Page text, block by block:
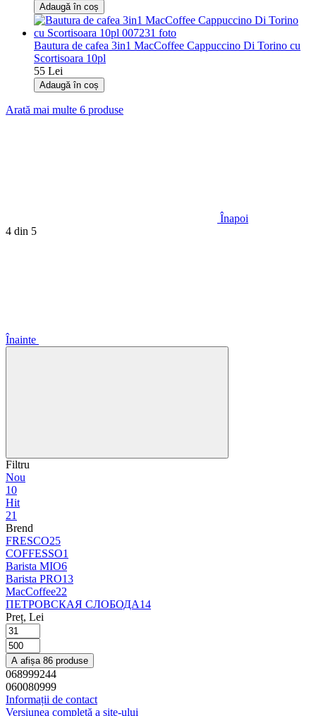
Adaugă în coș
Bautura de cafea 3in1 MacCoffee Cappuccino Di Torino cu
Scortisoara 10pl
55 Lei
Adaugă în coș
Arată mai multe 6 produse
Înapoi
4 din 5
Înainte
Filtru
Nou
10
Hit
21
Brend
FRESCO25
COFFESSO1
Barista MIO6
Barista PRO13
MacCoffee22
ПЕТРОВСКАЯ СЛОБОДА14
Preț, Lei
A afișa 86 produse
068999244
060080999
Informații de contact
Versiunea completă a site-ului